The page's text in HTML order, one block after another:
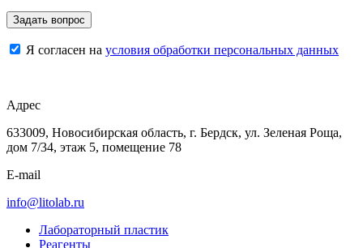
Я согласен на условия обработки персональных данных
Адрес
633009, Новосибирская область, г. Бердск, ул. Зеленая Роща,
дом 7/34, этаж 5, помещение 78
E-mail
info@litolab.ru
Лабораторный пластик
Реагенты